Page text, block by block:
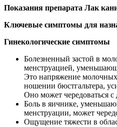
Показания препарата Лак
Ключевые симптомы для
Гинекологические симптомы
Болезненный застой в
менструацией,
Это напряжение
ношении бюстгальтера,
Оно может чередоваться
Боль в яичнике,
менструации, может
Ощущение тяжести в